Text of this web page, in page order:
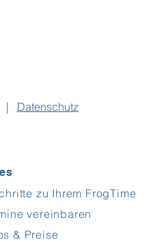
| Datenschutz
zu Ihrem FrogTime
vereinbaren
& Preise